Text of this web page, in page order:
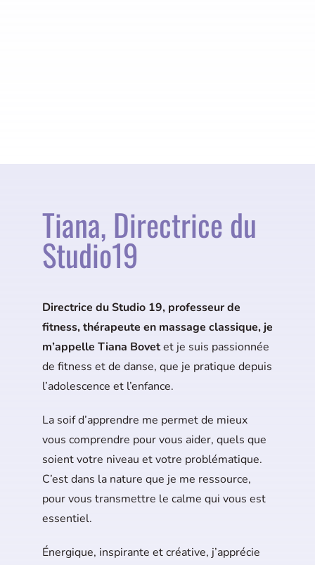
Tiana, Directrice du
Studio19
Directrice du Studio 19, professeur de
fitness, thérapeute en massage classique, je
m’appelle Tiana Bovetet je suis passionnée
de fitness et de danse, que je pratique depuis
l’adolescence et l’enfance.
La soif d’apprendre me permet de mieux
vous comprendre pour vous aider, quels que
soient votre niveau et votre problématique.
C’est dans la nature que je me ressource,
pour vous transmettre le calme qui vous est
essentiel.
Énergique, inspirante et créative, j’apprécie